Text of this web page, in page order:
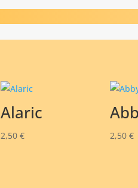
Alaric
2,50 € 2,50 €